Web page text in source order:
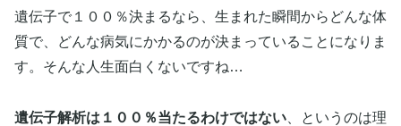
遺伝子で１００％決まるなら、生まれた瞬間からどんな体
質で、どんな病気にかかるのが決まっていることになりま
す。そんな人生面白くないですね…
遺伝子解析は１００％当たるわけではない 、というのは理